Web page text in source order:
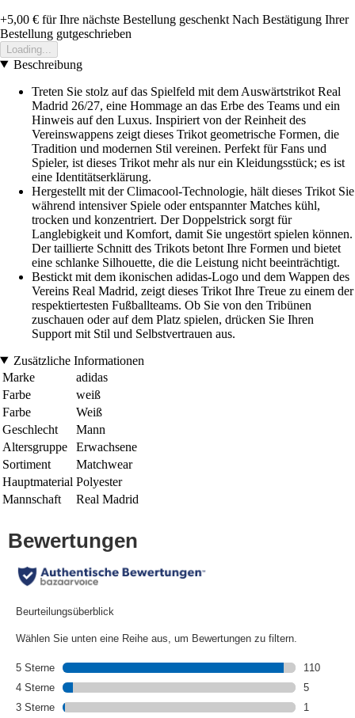
+5,00 € für Ihre nächste Bestellung geschenkt Nach Bestätigung Ihrer
Bestellung gutgeschrieben
Loading...
Beschreibung
Treten Sie stolz auf das Spielfeld mit dem Auswärtstrikot Real
Madrid 26/27, eine Hommage an das Erbe des Teams und ein
Hinweis auf den Luxus. Inspiriert von der Reinheit des
Vereinswappens zeigt dieses Trikot geometrische Formen, die
Tradition und modernen Stil vereinen. Perfekt für Fans und
Spieler, ist dieses Trikot mehr als nur ein Kleidungsstück; es ist
eine Identitätserklärung.
Hergestellt mit der Climacool-Technologie, hält dieses Trikot Sie
während intensiver Spiele oder entspannter Matches kühl,
trocken und konzentriert. Der Doppelstrick sorgt für
Langlebigkeit und Komfort, damit Sie ungestört spielen können.
Der taillierte Schnitt des Trikots betont Ihre Formen und bietet
eine schlanke Silhouette, die die Leistung nicht beeinträchtigt.
Bestickt mit dem ikonischen adidas-Logo und dem Wappen des
Vereins Real Madrid, zeigt dieses Trikot Ihre Treue zu einem der
respektiertesten Fußballteams. Ob Sie von den Tribünen
zuschauen oder auf dem Platz spielen, drücken Sie Ihren
Support mit Stil und Selbstvertrauen aus.
Zusätzliche Informationen
Marke
adidas
Farbe
weiß
Farbe
Weiß
Geschlecht
Mann
Altersgruppe
Erwachsene
Sortiment
Matchwear
Hauptmaterial Polyester
Mannschaft
Real Madrid